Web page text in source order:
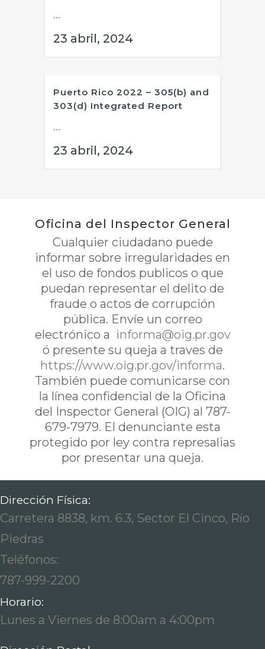
...
23 abril, 2024
Puerto Rico 2022 – 305(b) and
303(d) Integrated Report
...
23 abril, 2024
Oficina del Inspector General
Cualquier ciudadano puede
informar sobre irregularidades en
el uso de fondos publicos o que
puedan representar el delito de
fraude o actos de corrupción
pública. Envíe un correo
electrónico a informa@oig.pr.gov
ó presente su queja a traves de
https://www.oig.pr.gov/informa.
También puede comunicarse con
la línea confidencial de la Oficina
del Inspector General (OIG) al 787-
679-7979. El denunciante esta
protegido por ley contra represalias
por presentar una queja.
Dirección Física:
Carretera 8838, km. 6.3, Sector El Cinco, Río
Piedras
Teléfonos:
787-999-2200
Horario:
Lunes a Viernes de 8:00am a 4:00pm